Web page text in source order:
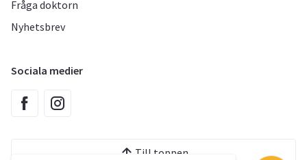
Fråga doktorn
Nyhetsbrev
Sociala medier
Till toppen